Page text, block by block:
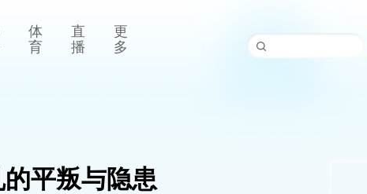
体
育
直
播
更
多
平叛与隐患